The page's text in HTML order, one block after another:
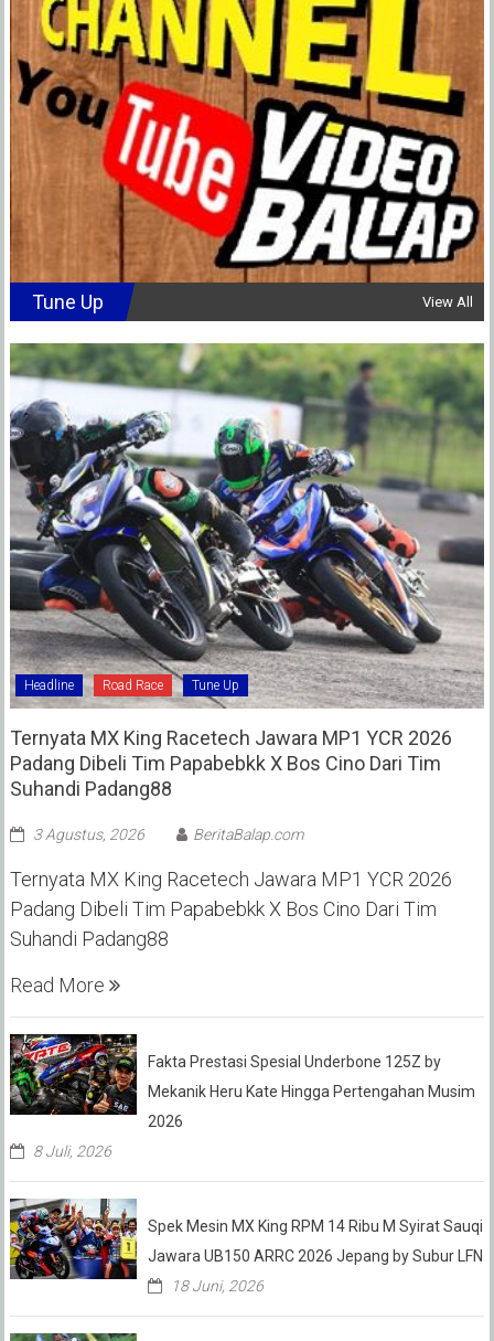
Tune Up View All
Headline Road Race Tune Up
Ternyata MX King Racetech Jawara MP1 YCR 2026
Padang Dibeli Tim Papabebkk X Bos Cino Dari Tim
Suhandi Padang88
3 Agustus, 2026 BeritaBalap.com
Ternyata MX King Racetech Jawara MP1 YCR 2026
Padang Dibeli Tim Papabebkk X Bos Cino Dari Tim
Suhandi Padang88
Read More
Fakta Prestasi Spesial Underbone 125Z by
Mekanik Heru Kate Hingga Pertengahan Musim
2026
8 Juli, 2026
Spek Mesin MX King RPM 14 Ribu M Syirat Sauqi
Jawara UB150 ARRC 2026 Jepang by Subur LFN
18 Juni, 2026